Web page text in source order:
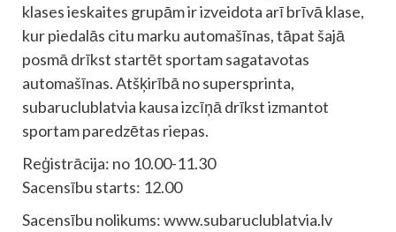
klases ieskaites grupām ir izveidota arī brīvā klase,
kur piedalās citu marku automašīnas, tāpat šajā
posmā drīkst startēt sportam sagatavotas
automašīnas. Atšķirībā no supersprinta,
subaruclublatvia kausa izcīņā drīkst izmantot
sportam paredzētas riepas.
Reģistrācija: no 10.00-11.30
Sacensību starts: 12.00
Sacensību nolikums: www.subaruclublatvia.lv